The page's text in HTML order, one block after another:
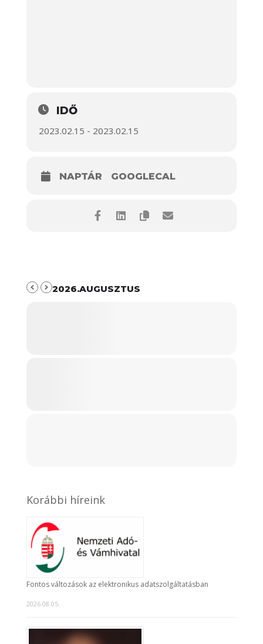
IDŐ
2023.02.15 - 2023.02.15
NAPTÁR GOOGLECAL
2026.AUGUSZTUS
Korábbi híreink
Fontos változások az elektronikus adatszolgáltatásban
2026.08.05.